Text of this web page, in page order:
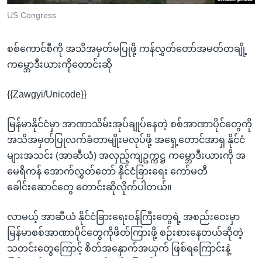
ရန်
ရှာဖွေ
နေရာ
သို့
ရန်
ဘာသာစကားများ
US Congress
စစ်ကောင်စီကို အသိအမှတ်မပြုဖို့ ကန်လွှတ်တော်အမတ်တချို့
ကမ္ဘောဒီးယားကိုတောင်းဆို
{{Zawgyi/Unicode}}
မြန်မာနိုင်ငံမှာ အာဏာသိမ်းအုပ်ချုပ်နေတဲ့ စစ်အာဏာပိုင်တွေကို
အသိအမှတ်ပြုလက်ခံတာမျိုးမလုပ်ဖို့ အရှေ့တောင်အာရှ နိုင်ငံ
များအသင်း (အာဆီယံ) အလှည့်ကျဥက္ကဋ္ဌ ကမ္ဘောဒီးယားကို အ
မေရိကန် အောက်လွှတ်တော် နိုင်ငံခြားရေး ကော်မတီ
ခေါင်းဆောင်တွေ တောင်းဆိုလိုက်ပါတယ်။
လာမယ့် အာဆီယံ နိုင်ငံခြားရေးဝန်ကြီးတွေရဲ့ အစည်းဝေးမှာ
မြန်မာစစ်အာဏာပိုင်တွေကိုဖိတ်ကြားဖို့ စဉ်းစားနေတယ်ဆိုတဲ့
သတင်းတွေကြောင့် စိတ်အနှောက်အယှက် ဖြစ်ရကြောင်းနဲ့